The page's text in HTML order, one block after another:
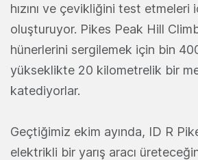
hızını ve çevikliğini test etmeleri
oluşturuyor. Pikes Peak Hill
hünerlerini sergilemek için bin
yükseklikte 20 kilometrelik bir
katediyorlar.
Geçtiğimiz ekim ayında, ID R
elektrikli bir yarış aracı